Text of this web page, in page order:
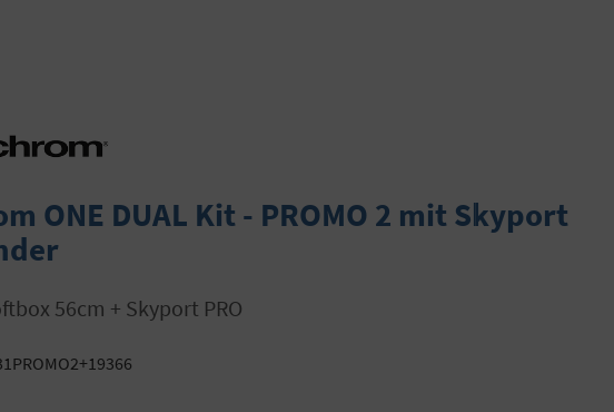
ONE DUAL Kit - PROMO 2 mit Skyport
56cm + Skyport PRO